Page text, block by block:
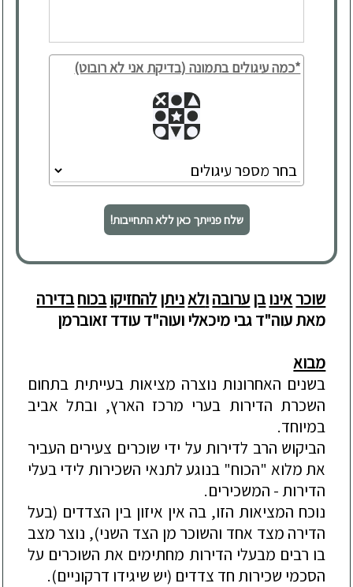
*כמה עיגולים בתמונה (בדיקת אני לא רובוט)
שלח פנייתך כאן ללא התחייבות!
שוכראינובןערובהולאניתןלהחזיקובכוחבדירה
מאת עוה"ד גבי מיכאלי ועוה"ד עודד זאוברמן
מבוא
בשנים האחרונות נוצרה מציאותבעייתית בתחום
השכרת הדירות בערי מרכז הארץ, ובתל אביב
במיוחד.
הביקוש הרב לדירות על ידי שוכרים צעירים העביר
את מלוא "הכוח" בנוגע לתנאי השכירות לידי בעלי
הדירות - המשכירים.
נוכח המציאות הזו, בה אין איזון בין הצדדים (בעל
הדירה מצד אחד והשוכר מן הצד השני), נוצר מצב
בו רבים מבעלי הדירות מחתימים את השוכרים על
הסכמי שכירות חד צדדים (יש שיגידו דרקוניים).